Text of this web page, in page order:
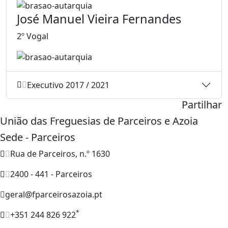
José Manuel Vieira Fernandes
2º Vogal
Executivo 2017 / 2021
Partilhar
União das Freguesias de Parceiros e Azoia
Sede - Parceiros
Rua de Parceiros, n.º 1630
2400 - 441 - Parceiros
geral@fparceirosazoia.pt
+351 244 826 922*